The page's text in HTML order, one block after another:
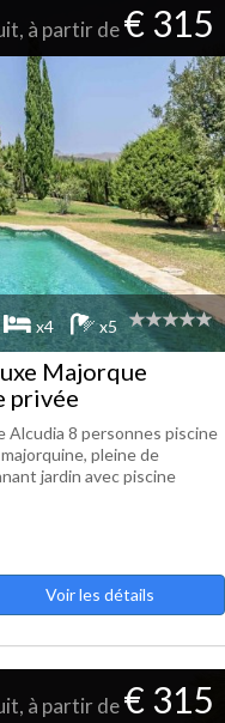
à partir de€ 315
x4 x5
Majorque
privée
Alcudia 8 personnes piscine
pleine de
jardin avec piscine
Voir les détails
à partir de€ 315